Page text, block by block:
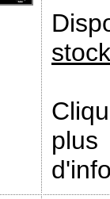
stock
plus